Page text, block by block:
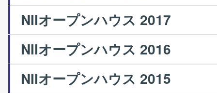
NIIオープンハウス 2017
NIIオープンハウス 2016
NIIオープンハウス 2015